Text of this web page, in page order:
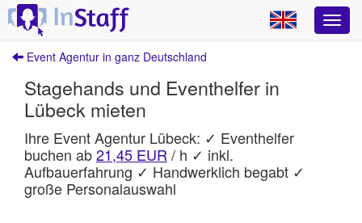
Event Agentur in ganz Deutschland
Stagehands und Eventhelfer in
Lübeck mieten
Ihre Event Agentur Lübeck: ✓ Eventhelfer
buchen ab21,45 EUR / h ✓ inkl.
Aufbauerfahrung ✓ Handwerklich begabt ✓
große Personalauswahl